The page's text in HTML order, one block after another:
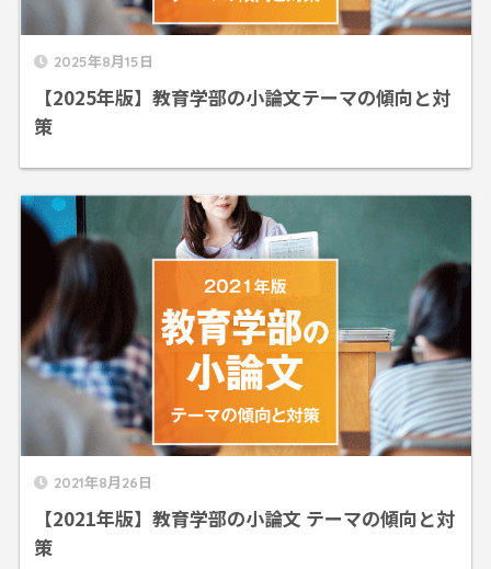
2025年8月15日
【2025年版】教育学部の小論文テーマの傾向と対
策
2021年8月26日
【2021年版】教育学部の小論文 テーマの傾向と対
策